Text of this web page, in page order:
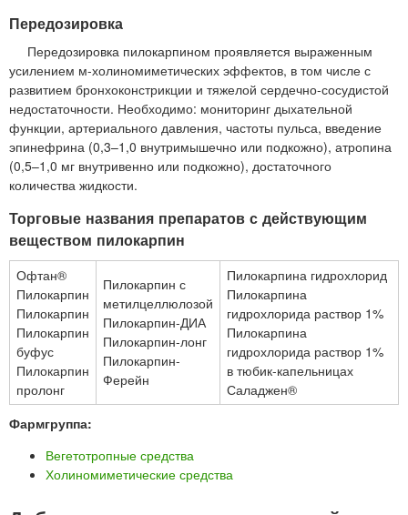
Передозировка
Передозировка пилокарпином проявляется выраженным
усилением м-холиномиметических эффектов, в том числе с
развитием бронхоконстрикции и тяжелой сердечно-сосудистой
недостаточности. Необходимо: мониторинг дыхательной
функции, артериального давления, частоты пульса, введение
эпинефрина (0,3–1,0 внутримышечно или подкожно), атропина
(0,5–1,0 мг внутривенно или подкожно), достаточного
количества жидкости.
Торговые названия препаратов с действующим
веществом пилокарпин
Офтан®
Пилокарпин
Пилокарпин
Пилокарпин
буфус
Пилокарпин
пролонг
Пилокарпин с
метилцеллюлозой
Пилокарпин-ДИА
Пилокарпин-лонг
Пилокарпин-
Ферейн
Пилокарпина гидрохлорид
Пилокарпина
гидрохлорида раствор 1%
Пилокарпина
гидрохлорида раствор 1%
в тюбик-капельницах
Саладжен®
Фармгруппа:
Вегетотропные средства
Холиномиметические средства